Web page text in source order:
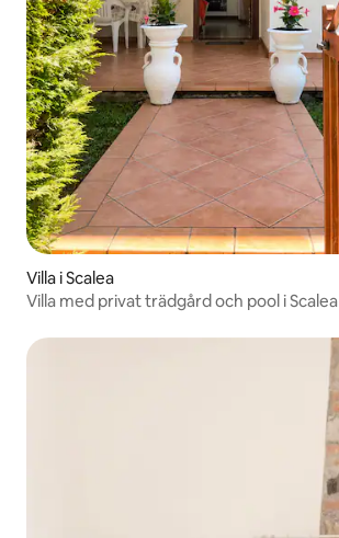
Villa i Scalea
Villa med privat trädgård och pool i Scalea